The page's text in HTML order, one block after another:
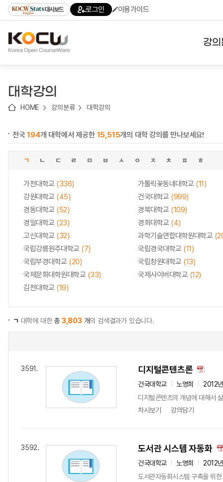
기
기
기
content)
가
대시보드 로그인 이용가이드
강
대학강의
HOME 강의분류 대학강의
전국194개 대학에서 제공한 15,515개의 대학 강의를 만나보세요!
ㄱ ㄴ ㄷ ㄹ ㅁ ㅂ ㅅ ㅇ ㅈ ㅊ ㅍ ㅎ
가천대학교 (336) 가톨릭꽃동네대학교 (11)
강원대학교 (45) 건국대학교 (999)
경동대학교 (52) 경북대학교 (109)
경일대학교 (23) 경희대학교 (4)
고신대학교 (32) 과학기술연합대학원대학교
국립강릉원주대학교 (7) 국립경국대학교 (11)
국립부경대학교 (20) 국립창원대학교 (13)
국제문화대학원대학교 (33) 국제사이버대학교 (12)
김천대학교 (19)
ㄱ 대학에 대한총 3,803 개의 검색결과가 있습니다.
3591. 디지털콘텐츠론
건국대학교 노영희
2012
디지털콘텐츠의 개념에 대해서
차시보기
강의담기
3592. 도서관 시스템 자동화
건국대학교 노영희
2012
도서관자동화시스템 구축을 위